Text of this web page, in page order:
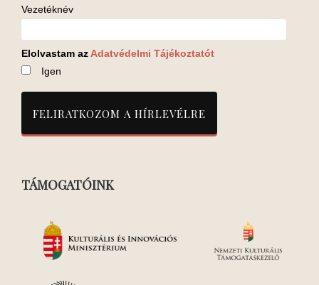
Vezetéknév
Elolvastam az Adatvédelmi Tájékoztatót
Igen
TÁMOGATÓINK